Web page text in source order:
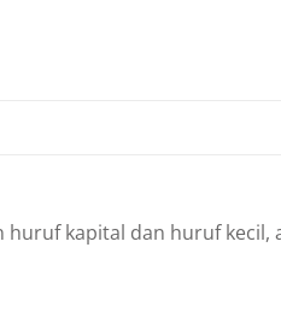
kapital dan huruf kecil,